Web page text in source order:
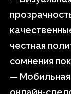
честная
сомнения
— Мобильная
онлайн-